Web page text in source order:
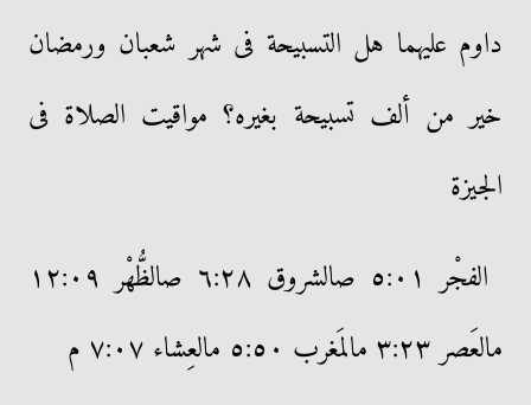
داوم عليهما هل التسبيحة فى شهر شعبان ورمضان
خير من ألف تسبيحة بغيره؟ مواقيت الصلاة فى
الجيزة
الفجْر ٥:٠١ صالشروق ٦:٢٨ صالظُّهْر ١٢:٠٩
مالعَصر ٣:٢٣ مالمَغرب ٥:٥٠ مالعِشاء ٧:٠٧ م